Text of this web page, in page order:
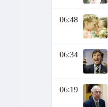
06:48
06:34
06:19